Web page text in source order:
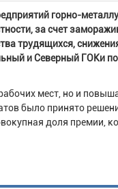
горно-
за счет
трудящихся,
и Северный ГОКи
мест, но и
было принято
доля премии,